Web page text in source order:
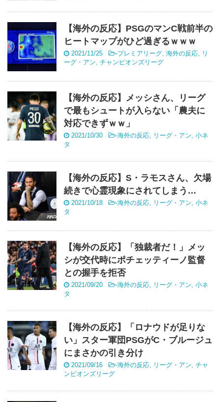
【海外の反応】PSGのマンC戦前半の
ヒートマップがひど過ぎるｗｗｗ
2021/11/25 -プレミアリーグ, 海外の反応, リ
ーグ・アン, チャンピオンズリーグ
【海外の反応】メッシさん、リーグ
で最もシュートが入らない「農夫に
対応できずｗｗ」
2021/10/30 -海外の反応, リーグ・アン, 小ネ
タ
【海外の反応】S・ラモスさん、欠場
続きで心霊現象にされてしまう…
2021/10/18 -海外の反応, リーグ・アン, 小ネ
タ
【海外の反応】「独裁者だ！」メッ
シが交代時にポチェッティーノ監督
との握手を拒否
2021/09/20 -海外の反応, リーグ・アン, 小ネ
タ
【海外の反応】「ロナウドが足りな
い」スター軍団PSGがC・ブルージュ
にまさかの引き分け
2021/09/16 -海外の反応, リーグ・アン, チャ
ンピオンズリーグ